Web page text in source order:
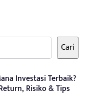
Cari
Investasi Terbaik?
Risiko & Tips